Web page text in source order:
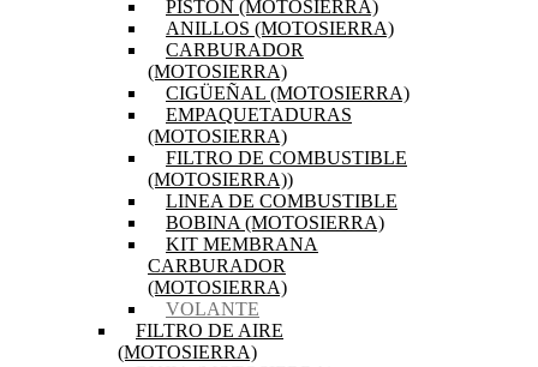
PISTON (MOTOSIERRA)
ANILLOS (MOTOSIERRA)
CARBURADOR
(MOTOSIERRA)
CIGÜEÑAL (MOTOSIERRA)
EMPAQUETADURAS
(MOTOSIERRA)
FILTRO DE COMBUSTIBLE
(MOTOSIERRA))
LINEA DE COMBUSTIBLE
BOBINA (MOTOSIERRA)
KIT MEMBRANA
CARBURADOR
(MOTOSIERRA)
VOLANTE
FILTRO DE AIRE
(MOTOSIERRA)